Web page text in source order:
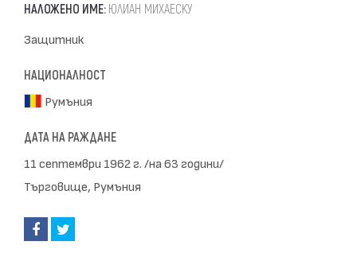
НАЛОЖЕНО ИМЕ: ЮЛИАН МИХАЕСКУ
Защитник
НАЦИОНАЛНОСТ
Румъния
ДАТА НА РАЖДАНЕ
11 септември 1962 г. /на 63 години/
Търговище, Румъния